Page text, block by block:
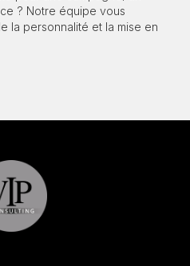
? Notre équipe vous
la personnalité et la mise en